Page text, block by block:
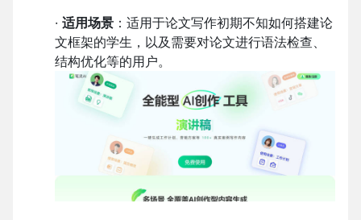
· 适用场景 ：适用于论文写作初期不知如何搭建论
文框架的学生，以及需要对论文进行语法检查、
结构优化等的用户。